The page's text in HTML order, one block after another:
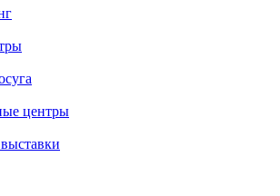
центры